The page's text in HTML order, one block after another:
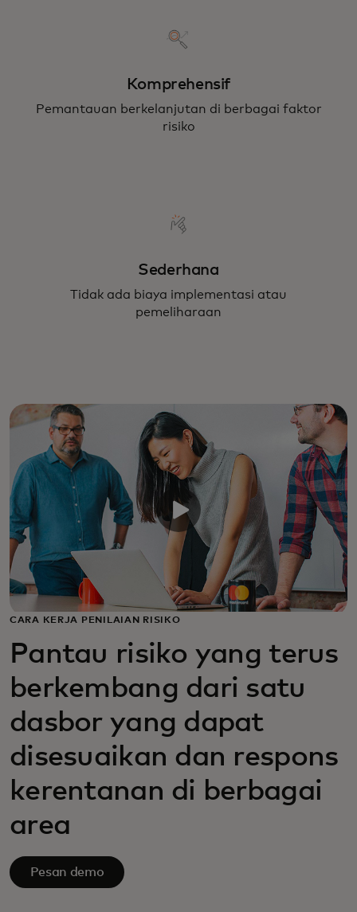
Komprehensif
Pemantauan berkelanjutan di berbagai faktor
risiko
Sederhana
Tidak ada biaya implementasi atau
pemeliharaan
CARA KERJA PENILAIAN RISIKO
Pantau risiko yang terus
berkembang dari satu
dasbor yang dapat
disesuaikan dan respons
kerentanan di berbagai
area
Pesan demo